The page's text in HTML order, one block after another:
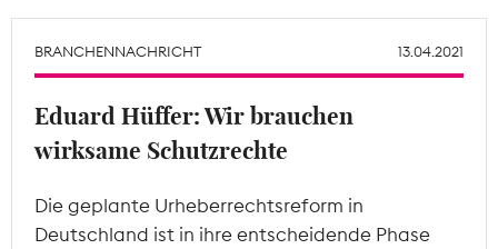
Mitgliederbereich
BRANCHENNACHRICHT 13.04.2021
Eduard Hüffer: Wir brauchen
wirksame Schutzrechte
Die geplante Urheberrechtsreform in
Deutschland ist in ihre entscheidende Phase